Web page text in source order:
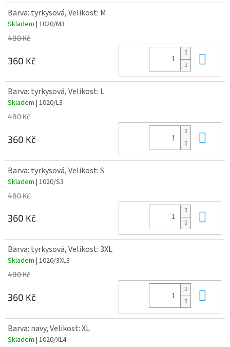
Barva: tyrkysová, Velikost: M
Skladem | 1020/M3
480 Kč
360 Kč
Barva: tyrkysová, Velikost: L
Skladem | 1020/L3
480 Kč
360 Kč
Barva: tyrkysová, Velikost: S
Skladem | 1020/S3
480 Kč
360 Kč
Barva: tyrkysová, Velikost: 3XL
Skladem | 1020/3XL3
480 Kč
360 Kč
Barva: navy, Velikost: XL
Skladem | 1020/XL4